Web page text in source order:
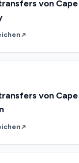
von
von